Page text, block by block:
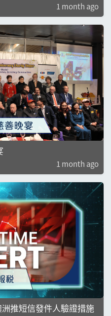
1 month ago
1 month ago
推短信發件人驗證措施